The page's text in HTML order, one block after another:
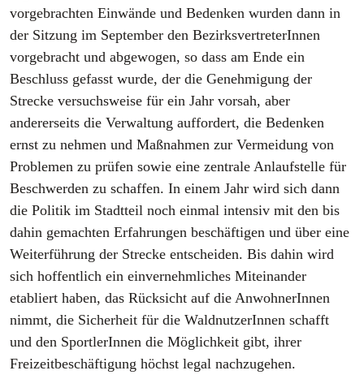
vorgebrachten Einwände und Bedenken wurden dann in
der Sitzung im September den BezirksvertreterInnen
vorgebracht und abgewogen, so dass am Ende ein
Beschluss gefasst wurde, der die Genehmigung der
Strecke versuchsweise für ein Jahr vorsah, aber
andererseits die Verwaltung auffordert, die Bedenken
ernst zu nehmen und Maßnahmen zur Vermeidung von
Problemen zu prüfen sowie eine zentrale Anlaufstelle für
Beschwerden zu schaffen. In einem Jahr wird sich dann
die Politik im Stadtteil noch einmal intensiv mit den bis
dahin gemachten Erfahrungen beschäftigen und über eine
Weiterführung der Strecke entscheiden. Bis dahin wird
sich hoffentlich ein einvernehmliches Miteinander
etabliert haben, das Rücksicht auf die AnwohnerInnen
nimmt, die Sicherheit für die WaldnutzerInnen schafft
und den SportlerInnen die Möglichkeit gibt, ihrer
Freizeitbeschäftigung höchst legal nachzugehen.